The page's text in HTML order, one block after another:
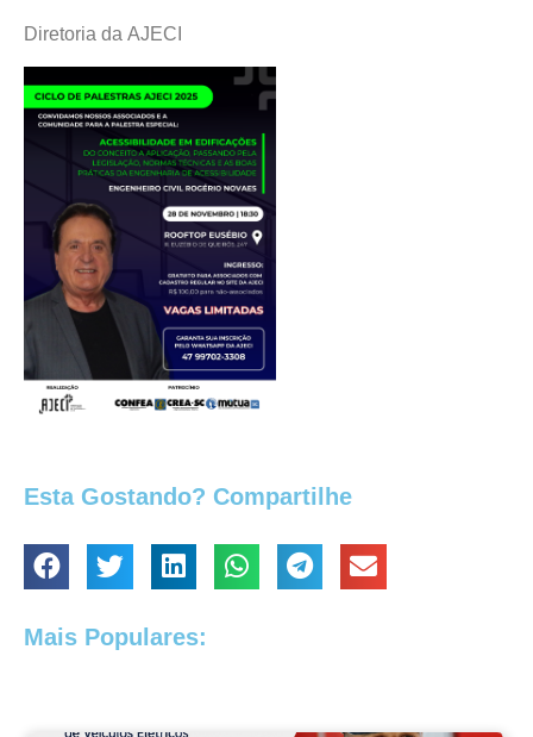
Diretoria da AJECI
Esta Gostando? Compartilhe
Mais Populares: